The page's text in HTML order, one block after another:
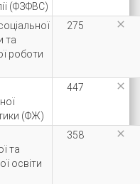
(ФЗФВС)
та
роботи
275 
(ФЖ)
447 
та
освіти
358 